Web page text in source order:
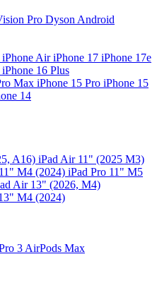
Pro Dyson Android
iPhone AiriPhone 17 iPhone 17e
iPhone 16 Plus
Max iPhone 15 Pro iPhone 15
14
A16) iPad Air 11" (2025 M3)
M4 (2024) iPad Pro 11" M5
Air 13" (2026, M4)
M4 (2024)
3 AirPods Max